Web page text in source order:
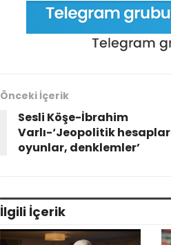
Önceki İçerik
Sesli Köşe-İbrahim
Varlı-‘Jeopolitik hesaplar
oyunlar, denklemler’
İlgili İçerik